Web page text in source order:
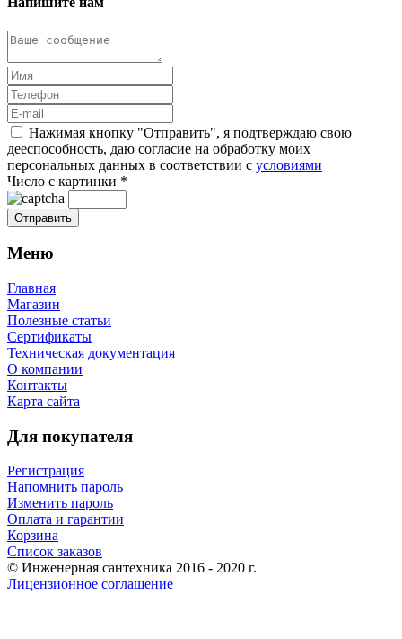
Нажимая кнопку "Отправить", я подтверждаю свою
дееспособность, даю согласие на обработку моих
персональных данных в соответствии с условиями
Число с картинки *
Меню
Главная
Магазин
Полезные статьи
Сертификаты
Техническая документация
О компании
Контакты
Карта сайта
Для покупателя
Регистрация
Напомнить пароль
Изменить пароль
Оплата и гарантии
Корзина
Список заказов
© Инженерная сантехника 2016 - 2020 г.
Лицензионное соглашение